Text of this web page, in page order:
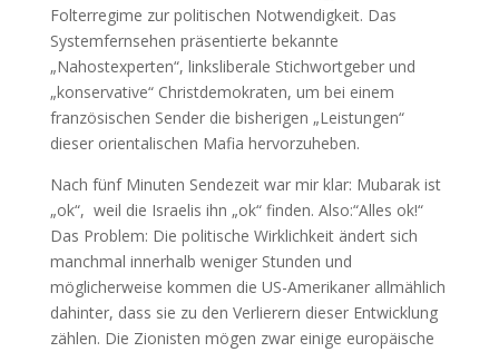
Folterregime zur politischen Notwendigkeit. Das
Systemfernsehen präsentierte bekannte
„Nahostexperten“, linksliberale Stichwortgeber und
„konservative“ Christdemokraten, um bei einem
französischen Sender die bisherigen „Leistungen“
dieser orientalischen Mafia hervorzuheben.
Nach fünf Minuten Sendezeit war mir klar: Mubarak ist
„ok“, weil die Israelis ihn „ok“ finden. Also:“Alles ok!“
Das Problem: Die politische Wirklichkeit ändert sich
manchmal innerhalb weniger Stunden und
möglicherweise kommen die US-Amerikaner allmählich
dahinter, dass sie zu den Verlierern dieser Entwicklung
zählen. Die Zionisten mögen zwar einige europäische